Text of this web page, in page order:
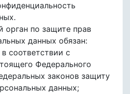
орган по защите прав
данных обязан:
соответствии с
Федерального
законов защиту
данных;